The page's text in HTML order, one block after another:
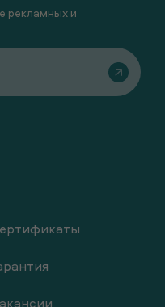
рекламных и